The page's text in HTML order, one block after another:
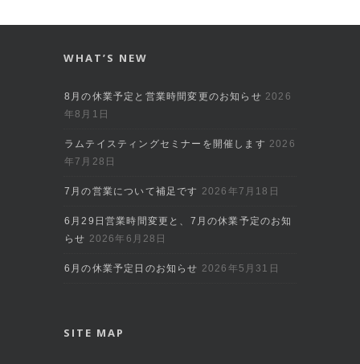
WHAT’S NEW
8月の休業予定と営業時間変更のお知らせ 2026
年8月1日
ラムテイスティングセミナーを開催します 2026
年7月28日
7月の営業について補足です 2026年7月18日
6月29日営業時間変更と、7月の休業予定のお知
らせ 2026年6月28日
6月の休業予定日のお知らせ 2026年5月31日
SITE MAP